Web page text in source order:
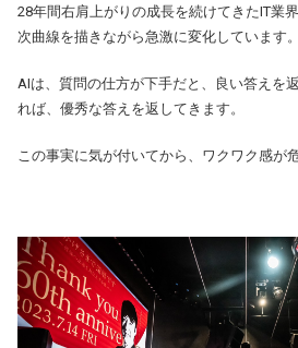
28年間右肩上がりの成長を続けてきたIT業
次曲線を描きながら急激に変化しています。
AIは、質問の仕方が下手だと、良い答えを
れば、優秀な答えを返してきます。
この事実に気が付いてから、ワクワク感が